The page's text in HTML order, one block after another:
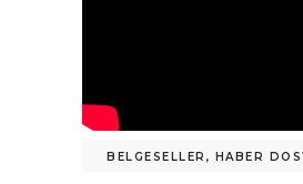
BELGESELLER , HABER